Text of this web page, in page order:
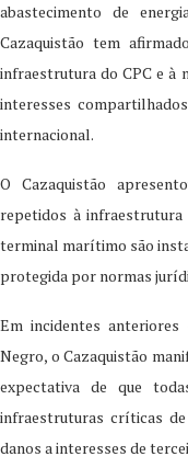
abastecimento de
Cazaquistão tem
infraestrutura do CPC e à
interesses
internacional.
O Cazaquistão
repetidos à
terminal marítimo são
protegida por normas
Em incidentes
Negro, o Cazaquistão
expectativa de que
infraestruturas críticas
danos a interesses de